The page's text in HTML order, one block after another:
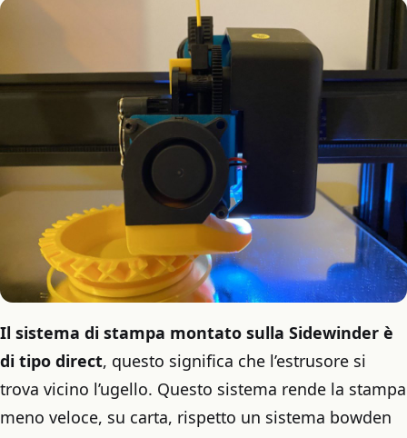
Il sistema di stampa montato sulla Sidewinder è
di tipo direct, questo significa che l’estrusore si
trova vicino l’ugello. Questo sistema rende la stampa
meno veloce, su carta, rispetto un sistema bowden